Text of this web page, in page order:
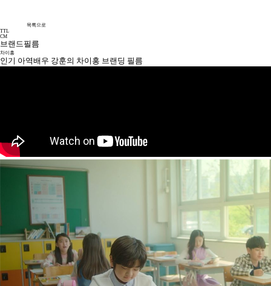
목록으로
TTL
CM
브랜드필름
차이홍
인기 아역배우 강훈의 차이홍 브랜딩 필름